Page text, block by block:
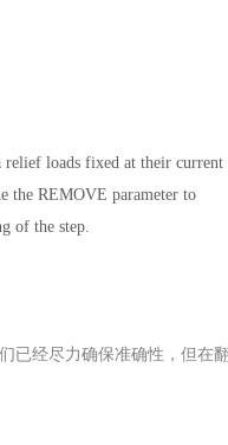
loads fixed at their current
the REMOVE parameter to
of the step.
已经尽力确保准确性，但在